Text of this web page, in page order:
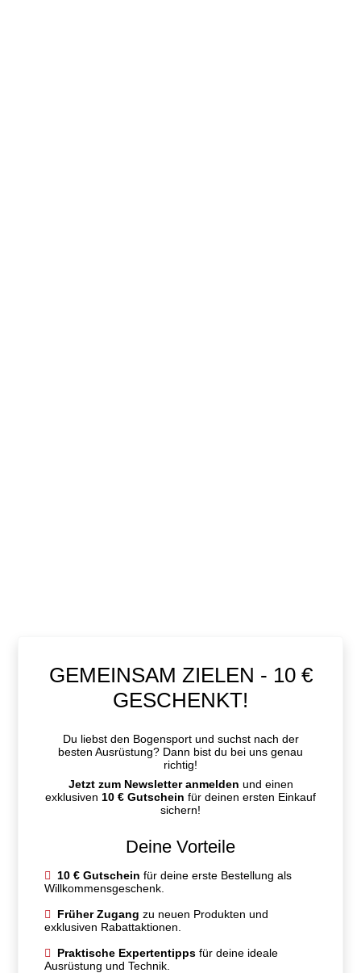
GEMEINSAM ZIELEN - 10 €
GESCHENKT!
Du liebst den Bogensport und suchst nach der
besten Ausrüstung? Dann bist du bei uns genau
richtig!
Jetzt zum Newsletter anmelden und einen
exklusiven 10 € Gutschein für deinen ersten Einkauf
sichern!
Deine Vorteile
10 € Gutschein für deine erste Bestellung als
Willkommensgeschenk.
Früher Zugang zu neuen Produkten und
exklusiven Rabattaktionen.
Praktische Expertentipps für deine ideale
Ausrüstung und Technik.